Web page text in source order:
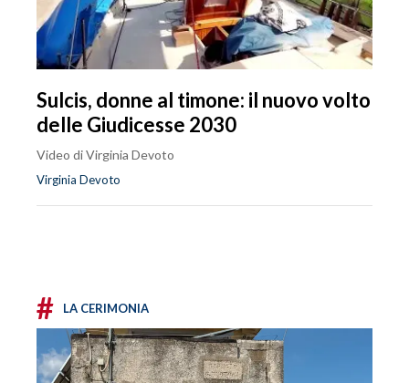
Sulcis, donne al timone: il nuovo volto
delle Giudicesse 2030
Video di Virginia Devoto
Virginia Devoto
# LA CERIMONIA